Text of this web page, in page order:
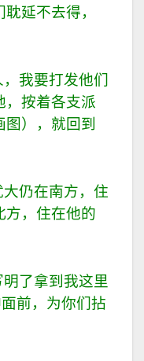
延不去得，
我要打发他们
，按着各支派
），就回到
仍在南方，住
方，住在他的
了拿到我这里
前，为你们拈